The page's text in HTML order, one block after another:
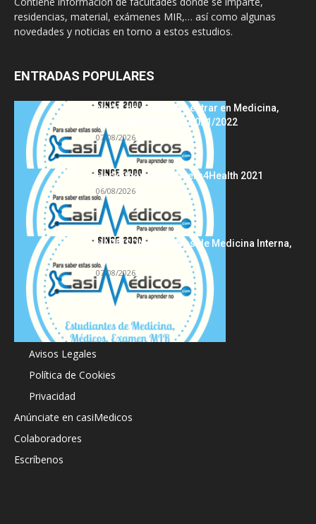
residencias, material, exámenes MIR,… así como algunas
novedades y noticias en torno a estos estudios.
ENTRADAS POPULARES
Notas de corte para entrar en Medicina,
curso 2022/2023 vs 2021/2022
07/08/2026
Hackathon Innomakers4Health 2021
06/08/2026
HARRISON Principios de Medicina Interna,
07/08/2026
Acerca de
Avisos Legales
Política de Cookies
Privacidad
Anúnciate en casiMedicos
Colaboradores
Escríbenos